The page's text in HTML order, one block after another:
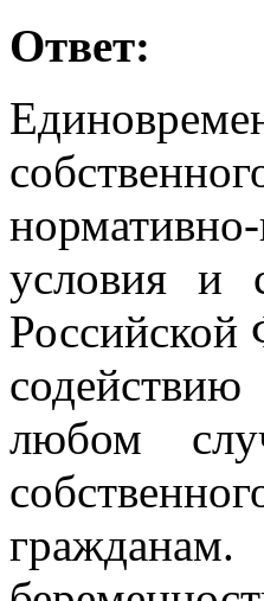
Ответ:
условия и
любом